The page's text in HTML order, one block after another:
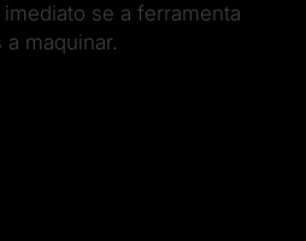
se a ferramenta
a maquinar.